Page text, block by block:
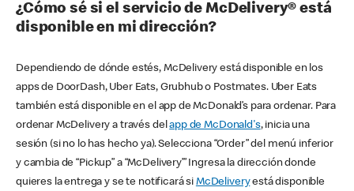
¿Cómo sé si el servicio de McDelivery® está
disponible en mi dirección?
Dependiendo de dónde estés, McDelivery está disponible en los
apps de DoorDash, Uber Eats, Grubhub o Postmates. Uber Eats
también está disponible en el app de McDonald’s para ordenar. Para
ordenar McDelivery a través delapp de McDonald's, inicia una
sesión (si no lo has hecho ya). Selecciona “Order” del menú inferior
y cambia de “Pickup” a “McDelivery’” Ingresa la dirección donde
quieres la entrega y se te notificará si McDeliveryestá disponible